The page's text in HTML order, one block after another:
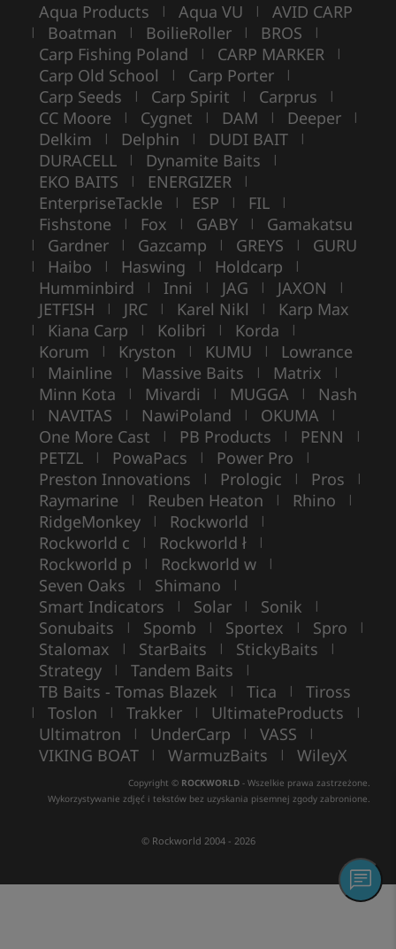
Aqua Products | Aqua VU | AVID CARP
| Boatman | BoilieRoller | BROS |
Carp Fishing Poland | CARP MARKER |
Carp Old School | Carp Porter |
Carp Seeds | Carp Spirit | Carprus |
CC Moore | Cygnet | DAM | Deeper |
Delkim | Delphin | DUDI BAIT |
DURACELL | Dynamite Baits |
EKO BAITS | ENERGIZER |
EnterpriseTackle | ESP | FIL |
Fishstone | Fox | GABY | Gamakatsu
| Gardner | Gazcamp | GREYS | GURU
| Haibo | Haswing | Holdcarp |
Humminbird | Inni | JAG | JAXON |
JETFISH | JRC | Karel Nikl | Karp Max
| Kiana Carp | Kolibri | Korda |
Korum | Kryston | KUMU | Lowrance
| Mainline | Massive Baits | Matrix |
Minn Kota | Mivardi | MUGGA | Nash
| NAVITAS | NawiPoland | OKUMA |
One More Cast | PB Products | PENN |
PETZL | PowaPacs | Power Pro |
Preston Innovations | Prologic | Pros |
Raymarine | Reuben Heaton | Rhino |
RidgeMonkey | Rockworld |
Rockworld c | Rockworld ł |
Rockworld p | Rockworld w |
Seven Oaks | Shimano |
Smart Indicators | Solar | Sonik |
Sonubaits | Spomb | Sportex | Spro |
Stalomax | StarBaits | StickyBaits |
Strategy | Tandem Baits |
TB Baits - Tomas Blazek | Tica | Tiross
| Toslon | Trakker | UltimateProducts |
Ultimatron | UnderCarp | VASS |
VIKING BOAT | WarmuzBaits | WileyX
Copyright © ROCKWORLD - Wszelkie prawa zastrzeżone.
Wykorzystywanie zdjęć i tekstów bez uzyskania pisemnej zgody zabronione.
© Rockworld 2004 - 2026